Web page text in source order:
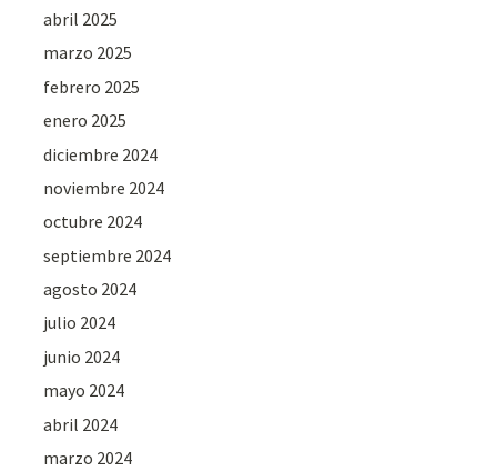
abril 2025
marzo 2025
febrero 2025
enero 2025
diciembre 2024
noviembre 2024
octubre 2024
septiembre 2024
agosto 2024
julio 2024
junio 2024
mayo 2024
abril 2024
marzo 2024